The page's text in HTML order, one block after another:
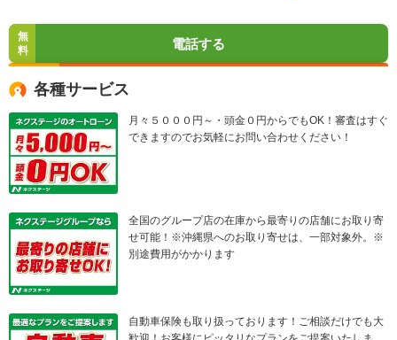
無
料
電話する
各種サービス
月々５０００円～・頭金０円からでもOK！審査はすぐ
できますのでお気軽にお問い合わせください！
全国のグループ店の在庫から最寄りの店舗にお取り寄
せ可能！※沖縄県へのお取り寄せは、一部対象外。※
別途費用がかかります
自動車保険も取り扱っております！ご相談だけでも大